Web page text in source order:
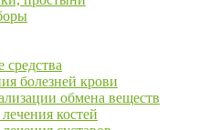
болезней крови
обмена веществ
костей